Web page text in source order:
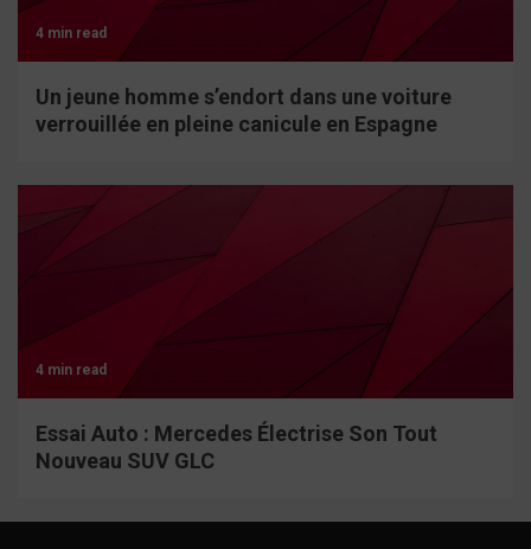
4 min read
Un jeune homme s’endort dans une voiture
verrouillée en pleine canicule en Espagne
4 min read
Essai Auto : Mercedes Électrise Son Tout
Nouveau SUV GLC